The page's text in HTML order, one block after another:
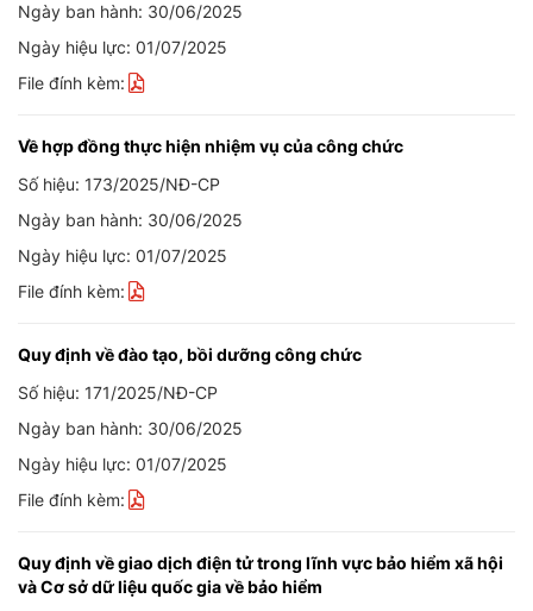
Ngày ban hành: 30/06/2025
Ngày hiệu lực: 01/07/2025
File đính kèm:
Về hợp đồng thực hiện nhiệm vụ của công chức
Số hiệu: 173/2025/NĐ-CP
Ngày ban hành: 30/06/2025
Ngày hiệu lực: 01/07/2025
File đính kèm:
Quy định về đào tạo, bồi dưỡng công chức
Số hiệu: 171/2025/NĐ-CP
Ngày ban hành: 30/06/2025
Ngày hiệu lực: 01/07/2025
File đính kèm:
Quy định về giao dịch điện tử trong lĩnh vực bảo hiểm xã hội
và Cơ sở dữ liệu quốc gia về bảo hiểm